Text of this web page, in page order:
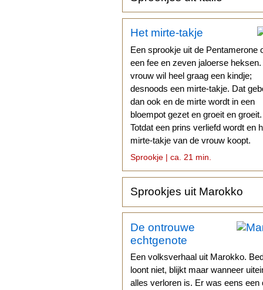
Het mirte-takje
Een sprookje uit de Pentamerone
een fee en zeven jaloerse
vrouw wil heel graag een kindje;
desnoods een mirte-takje. Dat
dan ook en de mirte wordt in een
bloempot gezet en groeit en groeit.
Totdat een prins verliefd wordt en
mirte-takje van de vrouw koopt.
Sprookje | ca. 21 min.
Sprookjes uit Marokko
De ontrouwe
echtgenote
Een volksverhaal uit Marokko.
loont niet, blijkt maar wanneer
alles verloren is. Er was eens een